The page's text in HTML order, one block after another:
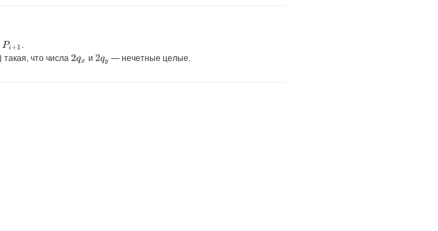
Pi+1 .
такая, что числа2qx и 2qy — нечетные целые.